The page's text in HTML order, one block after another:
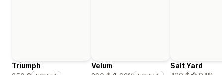
Triumph
Velum
Salt Yard